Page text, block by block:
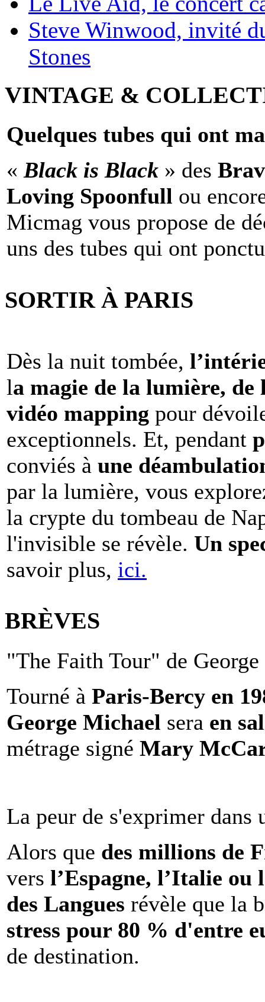
Steve Winwood, invité
Stones
VINTAGE &
Quelques tubes qui ont
« Black is Black » des
Loving Spoonfull ou
Micmag vous propose de
uns des tubes qui ont
SORTIR À PARIS
Dès la nuit tombée,
la magie de la lumière,
vidéo mapping pour
exceptionnels. Et, pendant
conviés à une
par la lumière, vous
la crypte du tombeau de
l'invisible se révèle. Un
savoir plus, ici.
BRÈVES
"The Faith Tour" de
Tourné à Paris-Bercy en
George Michael sera en
métrage signé Mary
La peur de s'exprimer dans
Alors que des millions de
vers l’Espagne, l’Italie ou
des Langues révèle que la
stress pour 80 % d'entre
de destination.